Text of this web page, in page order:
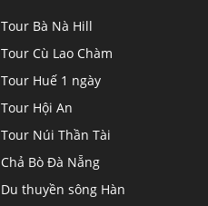
Tour Bà Nà Hill
Tour Cù Lao Chàm
Tour Huế 1 ngày
Tour Hội An
Tour Núi Thần Tài
Chả Bò Đà Nẵng
Du thuyền sông Hàn